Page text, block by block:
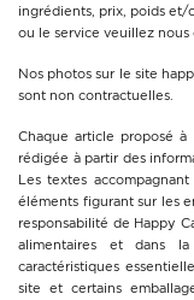
ingrédients, prix, poids et/
ou le service veuillez
Nos photos sur le site
sont non contractuelles.
Chaque article proposé
rédigée à partir des
Les textes
éléments figurant sur les
responsabilité de Happy
alimentaires et dans
caractéristiques
site et certains